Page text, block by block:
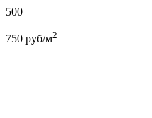
500
750 руб/м2